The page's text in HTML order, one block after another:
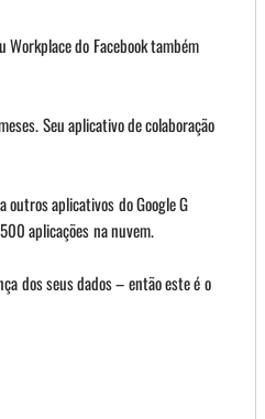
Workplace do Facebook também
Seu aplicativo de colaboração
outros aplicativos do Google G
aplicações na nuvem.
dos seus dados – então este é o